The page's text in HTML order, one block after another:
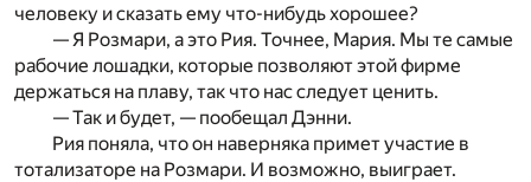
человеку и сказать ему что-нибудь хорошее?
— Я Розмари, а это Рия. Точнее, Мария. Мы те самые
рабочие лошадки, которые позволяют этой фирме
держаться на плаву, так что нас следует ценить.
— Так и будет, — пообещал Дэнни.
Рия поняла, что он наверняка примет участие в
тотализаторе на Розмари. И возможно, выиграет.